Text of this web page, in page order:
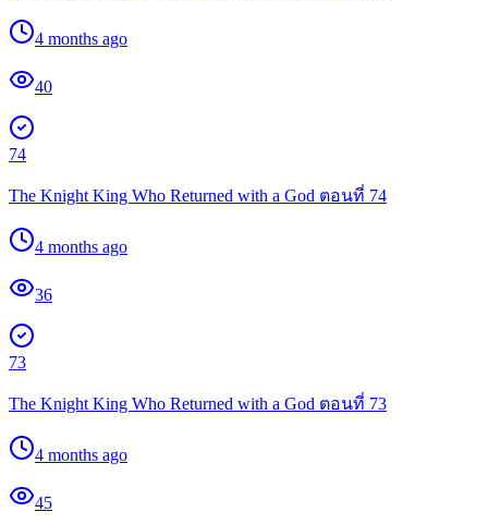
4 months ago
40
74
The Knight King Who Returned with a God ตอนที่ 74
4 months ago
36
73
The Knight King Who Returned with a God ตอนที่ 73
4 months ago
45